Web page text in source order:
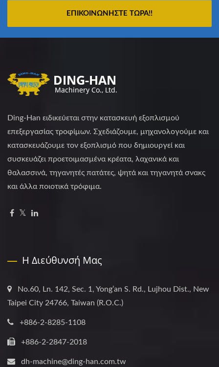
ΕΠΙΚΟΙΝΩΝΉΣΤΕ ΤΏΡΑ!!
Ding-Han ειδικεύεται στην κατασκευή εξοπλισμού
επεξεργασίας τροφίμων. Σχεδιάζουμε, μηχανολογούμε και
κατασκευάζουμε τον εξοπλισμό που δημιουργεί και
συσκευάζει προετοιμασμένα κρέατα, λαχανικά και
θαλασσινά, τηγανητές πατάτες, ψητά και τηγανητά σνακς
και άλλα ποιοτικά τρόφιμα.
Η Διεύθυνσή Μας
No.60, Ln. 142, Sec. 1, Yong’an S. Rd., Lujhou Dist., New
Taipei City 24766, Taiwan (R.O.C.)
+886-2-8285-1108
+886-2-2847-2018
dh-machine@ding-han.com.tw